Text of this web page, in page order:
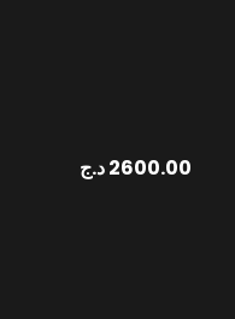
2600.00د.ج